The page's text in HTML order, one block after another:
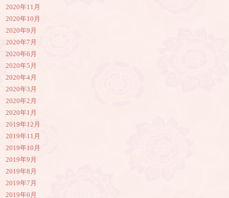
2020年11月
2020年10月
2020年9月
2020年7月
2020年6月
2020年5月
2020年4月
2020年3月
2020年2月
2020年1月
2019年12月
2019年11月
2019年10月
2019年9月
2019年8月
2019年7月
2019年6月